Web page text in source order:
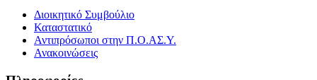
Διοικητικό Συμβούλιο
Καταστατικό
Αντιπρόσωποι στην Π.Ο.ΑΣ.Υ.
Ανακοινώσεις